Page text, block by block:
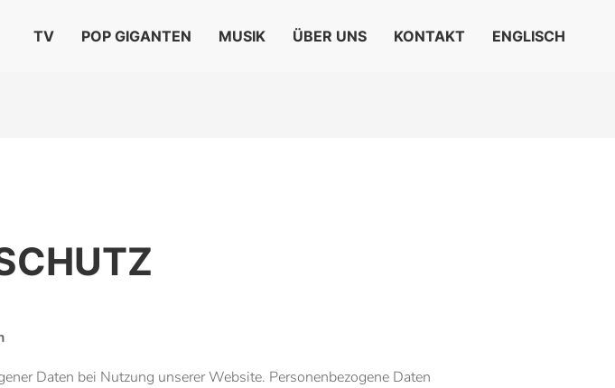
TV POP GIGANTEN MUSIK ÜBER UNS KONTAKT ENGLISCH
Daten bei Nutzung unserer Website. Personenbezogene Daten